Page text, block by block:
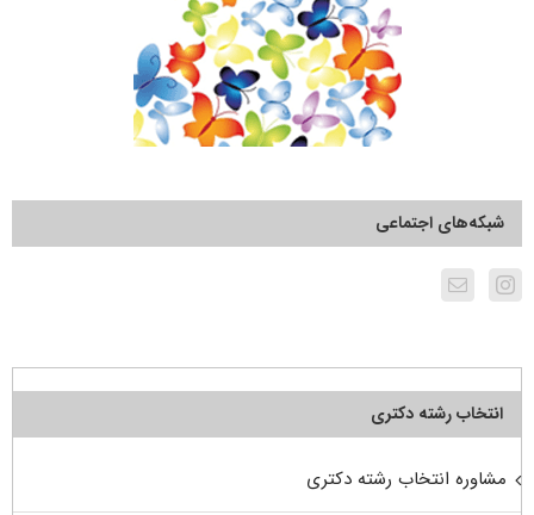
شبکه‌های اجتماعی
انتخاب رشته دکتری
مشاوره انتخاب رشته دکتری